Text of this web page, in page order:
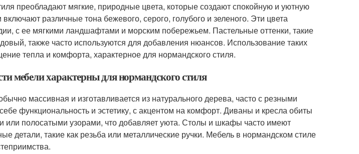
преобладают мягкие, природные цвета, которые создают спокойную и уютную
различные тона бежевого, серого, голубого и зеленого. Эти цвета
с ее мягкими ландшафтами и морским побережьем. Пастельные оттенки, такие
также часто используются для добавления нюансов. Использование таких
тепла и комфорта, характерное для нормандского стиля.
мебели характерны для нормандского стиля
массивная и изготавливается из натурального дерева, часто с резными
функциональность и эстетику, с акцентом на комфорт. Диваны и кресла обиты
или полосатыми узорами, что добавляет уюта. Столы и шкафы часто имеют
детали, такие как резьба или металлические ручки. Мебель в нормандском стиле